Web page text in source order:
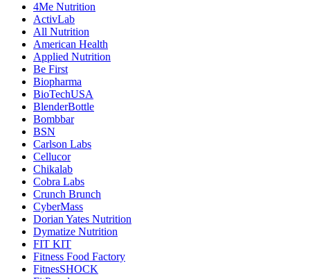
4Me Nutrition
ActivLab
All Nutrition
American Health
Applied Nutrition
Be First
Biopharma
BioTechUSA
BlenderBottle
Bombbar
BSN
Carlson Labs
Cellucor
Chikalab
Cobra Labs
Crunch Brunch
CyberMass
Dorian Yates Nutrition
Dymatize Nutrition
FIT KIT
Fitness Food Factory
FitnesSHOCK